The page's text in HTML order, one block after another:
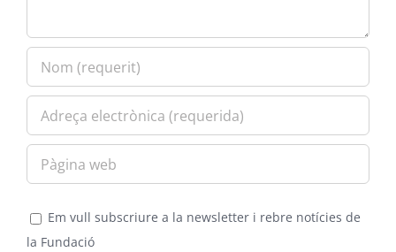
Em vull subscriure a la newsletter i rebre notícies de
la Fundació